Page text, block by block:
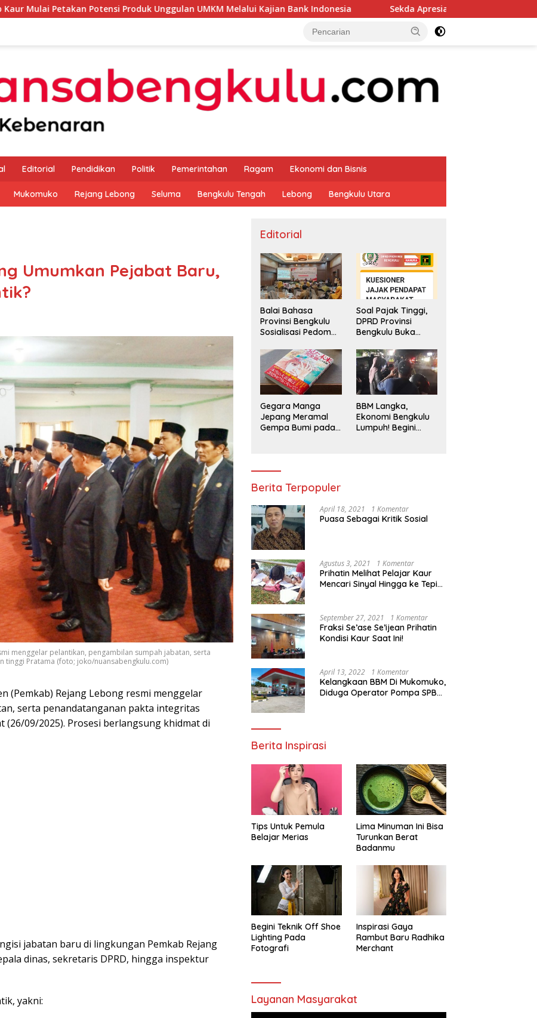
Potensi Produk Unggulan UMKM Melalui Kajian Bank Indonesia Sekda Apresiasi Inspektorat Provinsi Bengkulu
Editorial Pendidikan Politik Pemerintahan Ragam Ekonomi dan Bisnis
Mukomuko Rejang Lebong Seluma Bengkulu Tengah Lebong Bengkulu Utara
Umumkan Pejabat Baru,
menggelar pelantikan, pengambilan sumpah jabatan, serta
Pratama (foto; joko/nuansabengkulu.com)
(Pemkab) Rejang Lebong resmi menggelar
serta penandatanganan pakta integritas
09/2025). Prosesi berlangsung khidmat di
jabatan baru di lingkungan Pemkab Rejang
dinas, sekretaris DPRD, hingga inspektur
yakni:
Editorial
Balai Bahasa
Provinsi Bengkulu
Sosialisasi Pedoman
Penggunaan
Bahasa Indonesia
Soal Pajak Tinggi,
DPRD Provinsi
Bengkulu Buka
Pengaduan
Masyarakat
Gegara Manga
Jepang Meramal
Gempa Bumi pada
BBM Langka,
Ekonomi Bengkulu
Lumpuh! Begini
Berita Terpopuler
April 18, 2021 1 Komentar
Puasa Sebagai Kritik Sosial
Agustus 3, 2021 1 Komentar
Prihatin Melihat Pelajar Kaur
Mencari Sinyal Hingga ke Tepi
Segera Bertindak
September 27, 2021 1 Komentar
Fraksi Se’ase Se’ijean Prihatin
Kondisi Kaur Saat Ini!
April 13, 2022 1 Komentar
Kelangkaan BBM Di Mukomuko,
Diduga Operator Pompa SPBU
Berita Inspirasi
Tips Untuk Pemula
Belajar Merias
Lima Minuman Ini Bisa
Turunkan Berat
Badanmu
Begini Teknik Off Shoe
Lighting Pada
Fotografi
Inspirasi Gaya
Rambut Baru Radhika
Merchant
Layanan Masyarakat